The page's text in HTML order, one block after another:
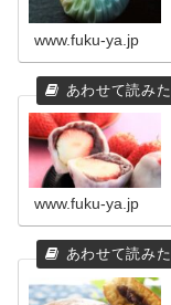
www.fuku-ya.jp
www.fuku-ya.jp